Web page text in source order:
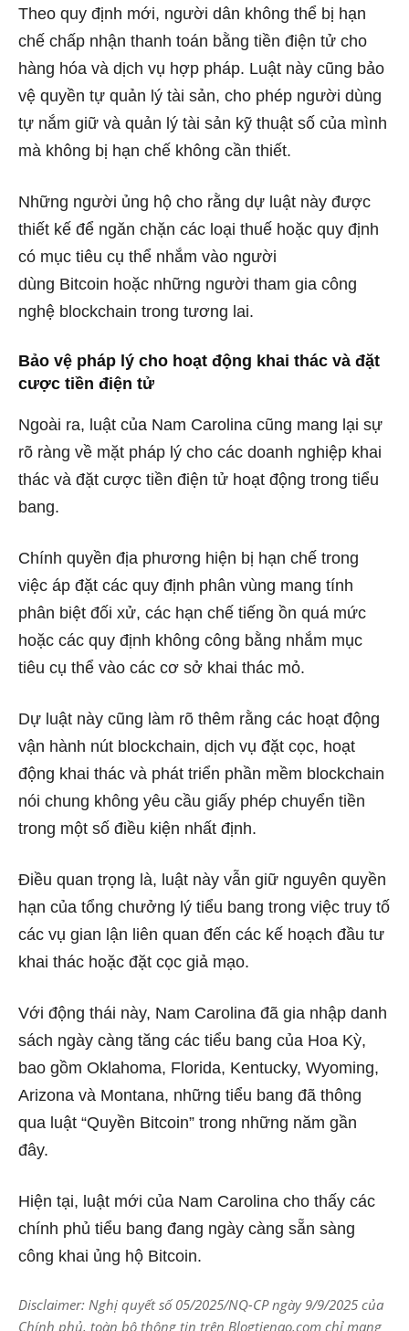
Theo quy định mới, người dân không thể bị hạn
chế chấp nhận thanh toán bằng tiền điện tử cho
hàng hóa và dịch vụ hợp pháp. Luật này cũng bảo
vệ quyền tự quản lý tài sản, cho phép người dùng
tự nắm giữ và quản lý tài sản kỹ thuật số của mình
mà không bị hạn chế không cần thiết.
Những người ủng hộ cho rằng dự luật này được
thiết kế để ngăn chặn các loại thuế hoặc quy định
có mục tiêu cụ thể nhắm vào người
dùng Bitcoin hoặc những người tham gia công
nghệ blockchain trong tương lai.
Bảo vệ pháp lý cho hoạt động khai thác và đặt
cược tiền điện tử
Ngoài ra, luật của Nam Carolina cũng mang lại sự
rõ ràng về mặt pháp lý cho các doanh nghiệp khai
thác và đặt cược tiền điện tử hoạt động trong tiểu
bang.
Chính quyền địa phương hiện bị hạn chế trong
việc áp đặt các quy định phân vùng mang tính
phân biệt đối xử, các hạn chế tiếng ồn quá mức
hoặc các quy định không công bằng nhắm mục
tiêu cụ thể vào các cơ sở khai thác mỏ.
Dự luật này cũng làm rõ thêm rằng các hoạt động
vận hành nút blockchain, dịch vụ đặt cọc, hoạt
động khai thác và phát triển phần mềm blockchain
nói chung không yêu cầu giấy phép chuyển tiền
trong một số điều kiện nhất định.
Điều quan trọng là, luật này vẫn giữ nguyên quyền
hạn của tổng chưởng lý tiểu bang trong việc truy tố
các vụ gian lận liên quan đến các kế hoạch đầu tư
khai thác hoặc đặt cọc giả mạo.
Với động thái này, Nam Carolina đã gia nhập danh
sách ngày càng tăng các tiểu bang của Hoa Kỳ,
bao gồm Oklahoma, Florida, Kentucky, Wyoming,
Arizona và Montana, những tiểu bang đã thông
qua luật “Quyền Bitcoin” trong những năm gần
đây.
Hiện tại, luật mới của Nam Carolina cho thấy các
chính phủ tiểu bang đang ngày càng sẵn sàng
công khai ủng hộ Bitcoin.
Disclaimer: Nghị quyết số 05/2025/NQ-CP ngày 9/9/2025 của
Chính phủ, toàn bộ thông tin trên Blogtienao.com chỉ mang